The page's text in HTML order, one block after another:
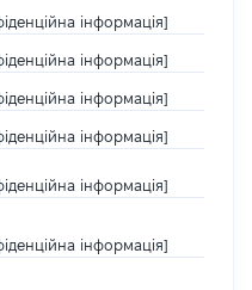
інформація]
інформація]
інформація]
інформація]
інформація]
інформація]